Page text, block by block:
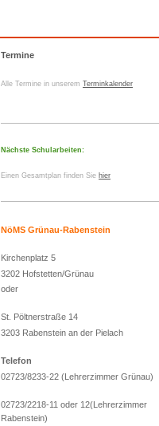
Termine
Alle Termine in unserem Terminkalender
Nächste Schularbeiten:
Einen Gesamtplan finden Sie hier
NöMS Grünau-Rabenstein
Kirchenplatz 5
3202 Hofstetten/Grünau
oder
St. Pöltnerstraße 14
3203 Rabenstein an der Pielach
Telefon
02723/8233-22 (Lehrerzimmer Grünau)
02723/2218-11 oder 12(Lehrerzimmer
Rabenstein)